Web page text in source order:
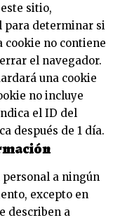
sitio,
para determinar si
cookie no contiene
el navegador.
una cookie
no incluye
el ID del
después de 1 día.
a ningún
excepto en
describen a